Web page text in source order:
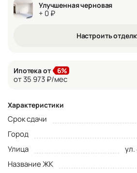
Улучшенная черновая
+ 0 ₽
Настроить
Ипотека от 6%
от 35 973 ₽/мес
Характеристики
Срок сдачи
Город
Улица
Название ЖК